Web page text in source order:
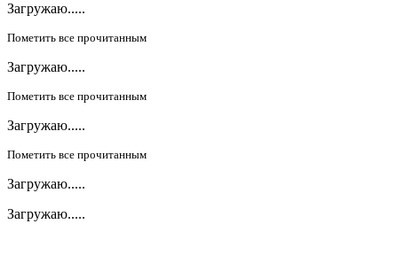
Загружаю.....
Пометить все прочитанным
Загружаю.....
Пометить все прочитанным
Загружаю.....
Пометить все прочитанным
Загружаю.....
Загружаю.....